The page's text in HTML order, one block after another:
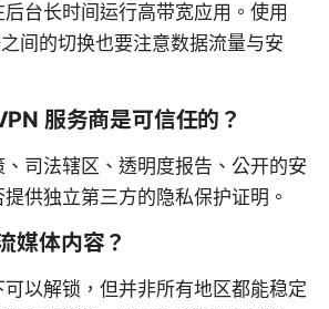
台长时间运行高带宽应用。使用
间的切换也要注意数据流量与安
服务商是可信任的？
司法辖区、透明度报告、公开的安
供独立第三方的隐私保护证明。
媒体内容？
以解锁，但并非所有地区都能稳定